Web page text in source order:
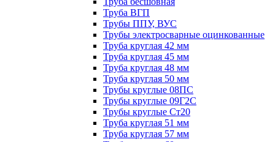
Труба ВГП
Трубы ППУ, ВУС
Трубы электросварные оцинкованные
Труба круглая 42 мм
Труба круглая 45 мм
Труба круглая 48 мм
Труба круглая 50 мм
Трубы круглые 08ПС
Трубы круглые 09Г2С
Трубы круглые Ст20
Труба круглая 51 мм
Труба круглая 57 мм